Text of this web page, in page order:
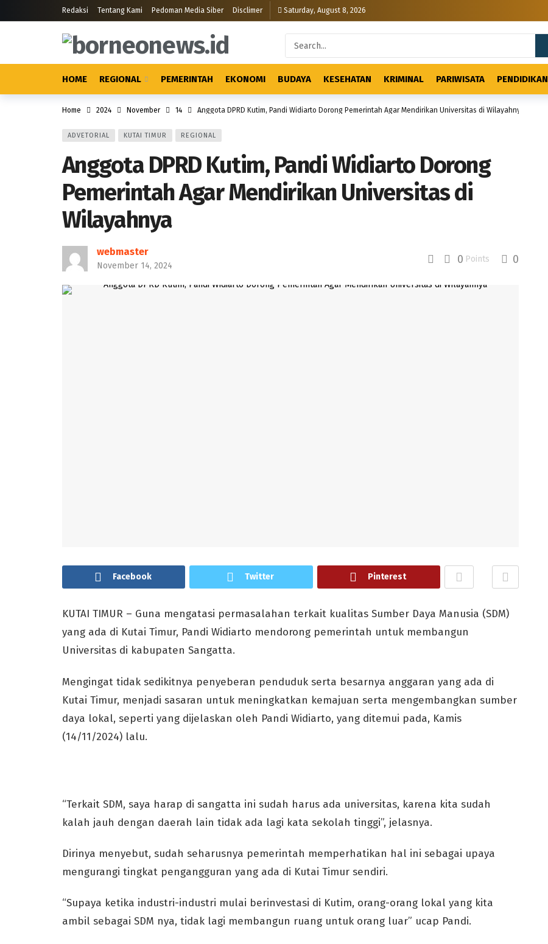
Redaksi Tentang Kami Pedoman Media Siber Disclimer Saturday, August 8, 2026
HOME REGIONAL PEMERINTAH EKONOMI BUDAYA KESEHATAN KRIMINAL PARIWISATA PENDIDIKAN
Home 2024 November 14 Anggota DPRD Kutim, Pandi Widiarto Dorong Pemerintah Agar Mendirikan Universitas di Wilayahnya
ADVETORIAL KUTAI TIMUR REGIONAL
Anggota DPRD Kutim, Pandi Widiarto Dorong
Pemerintah Agar Mendirikan Universitas di
Wilayahnya
webmaster
November 14, 2024 0 Points 0
Facebook Twitter Pinterest
KUTAI TIMUR – Guna mengatasi permasalahan terkait kualitas Sumber Daya Manusia (SDM)
yang ada di Kutai Timur, Pandi Widiarto mendorong pemerintah untuk membangun
Universitas di kabupaten Sangatta.
Mengingat tidak sedikitnya penyeberan penduduk serta besarnya anggaran yang ada di
Kutai Timur, menjadi sasaran untuk meningkatkan kemajuan serta mengembangkan sumber
daya lokal, seperti yang dijelaskan oleh Pandi Widiarto, yang ditemui pada, Kamis
(14/11/2024) lalu.
“Terkait SDM, saya harap di sangatta ini sudah harus ada universitas, karena kita sudah
kalah jauh dengan daerah lain tidak ada lagi kata sekolah tinggi”, jelasnya.
Dirinya menyebut, sudah seharusnya pemerintah memperhatikan hal ini sebagai upaya
mengurangi tingkat pengangguran yang ada di Kutai Timur sendiri.
“Supaya ketika industri-industri mulai berinvestasi di Kutim, orang-orang lokal yang kita
ambil sebagai SDM nya, tidak lagi membangun ruang untuk orang luar” ucap Pandi.